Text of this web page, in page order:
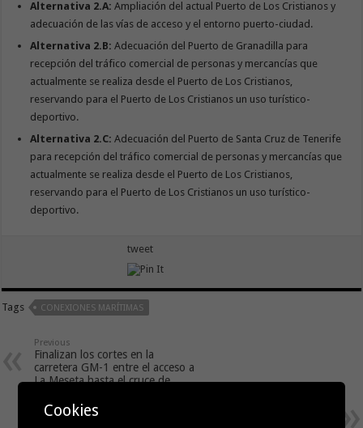
Alternativa 2.A: Ampliación del actual Puerto de Los Cristianos y
adecuación de las vías de acceso y el entorno puerto-ciudad.
Alternativa 2.B: Adecuación del Puerto de Granadilla para
recepción del tráfico comercial de personas y mercancías que
actualmente se realiza desde el Puerto de Los Cristianos,
reservando para el Puerto de Los Cristianos un uso turístico-
deportivo.
Alternativa 2.C: Adecuación del Puerto de Santa Cruz de Tenerife
para recepción del tráfico comercial de personas y mercancías que
actualmente se realiza desde el Puerto de Los Cristianos,
reservando para el Puerto de Los Cristianos un uso turístico-
deportivo.
tweet
Tags CONEXIONES MARÍTIMAS
Previous
Finalizan los cortes en la
carretera GM-1 entre el acceso a
La Meseta hasta el cruce de
Cookies